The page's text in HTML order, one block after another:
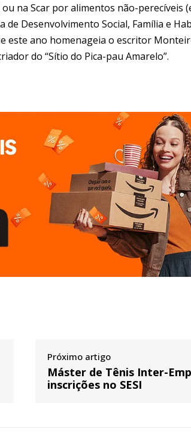
na Scar por alimentos não-perecíveis
Desenvolvimento Social, Família e
este ano homenageia o escritor
do “Sítio do Pica-pau Amarelo”.
Próximo artigo
Máster de Tênis Inter-
inscrições no SESI